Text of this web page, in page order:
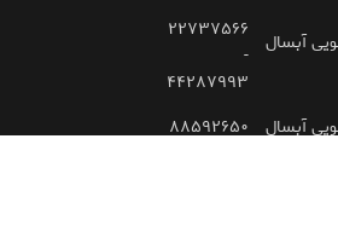
۲۲۷۳۷۵۶۶
-
۴۴۲۸۷۹۹۳
۸۸۵۹۲۶۵۰